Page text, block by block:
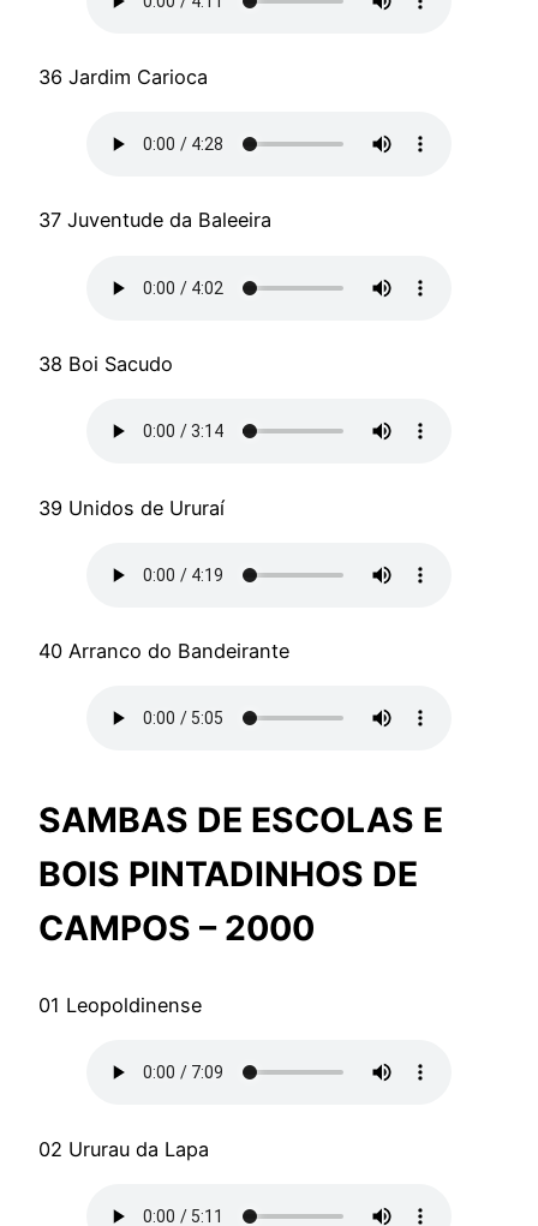
36 Jardim Carioca
37 Juventude da Baleeira
38 Boi Sacudo
39 Unidos de Ururaí
40 Arranco do Bandeirante
SAMBAS DE ESCOLAS E
BOIS PINTADINHOS DE
CAMPOS – 2000
01 Leopoldinense
02 Ururau da Lapa